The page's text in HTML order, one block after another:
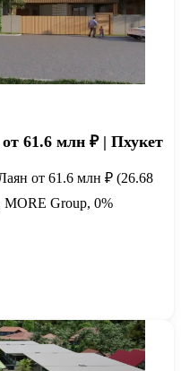
61.6 млн ₽ | Пхукет
от 61.6 млн ₽ (26.68
Group, 0%